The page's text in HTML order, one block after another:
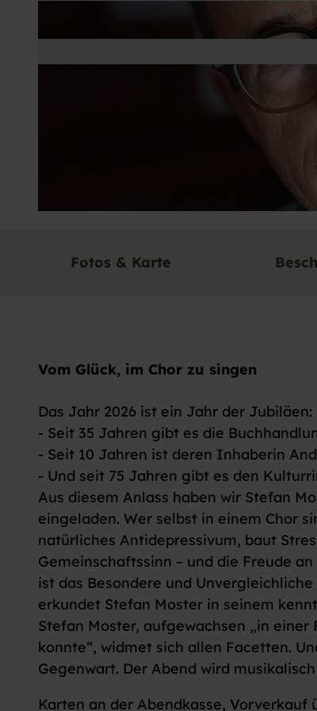
Fotos & Karte
Vom Glück, im Chor zu singen
Das Jahr 2026 ist ein Jahr der Jubiläen:
- Seit 35 Jahren gibt es die
- Seit 10 Jahren ist deren Inhaberin
- Und seit 75 Jahren gibt es den
Aus diesem Anlass haben wir Stefan
eingeladen. Wer selbst in einem Chor
natürliches Antidepressivum, baut
Gemeinschaftssinn – und die Freude
ist das Besondere und
erkundet Stefan Moster in seinem
Stefan Moster, aufgewachsen „in
konnte“, widmet sich allen Facetten.
Gegenwart. Der Abend wird
Karten an der Abendkasse, Vorverkauf